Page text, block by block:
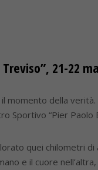
21-22
momento della
Sportivo “Pier
quei chilometri
e il cuore